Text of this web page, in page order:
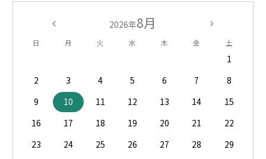
2026年8月
日 月 火 水 木 金 土
1
2
3 4 5 6 7
8
9
10 11 12 13 14
15
16
17 18 19 20 21
22
23
24 25 26 27 28
29